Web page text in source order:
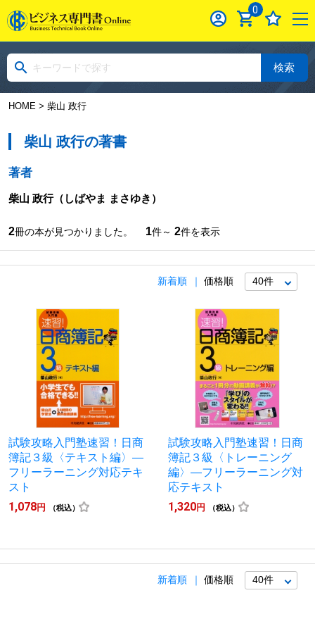
0
検索
HOME> 柴山 政行
柴山 政行の著書
著者
柴山 政行（しばやま まさゆき）
2冊の本が見つかりました。 1件～ 2件を表示
新着順 価格順
試験攻略入門塾速習！日商
簿記３級〈テキスト編〉―
フリーラーニング対応テキ
スト
1,078円 （税込）
試験攻略入門塾速習！日商
簿記３級〈トレーニング
編〉―フリーラーニング対
応テキスト
1,320円 （税込）
新着順 価格順